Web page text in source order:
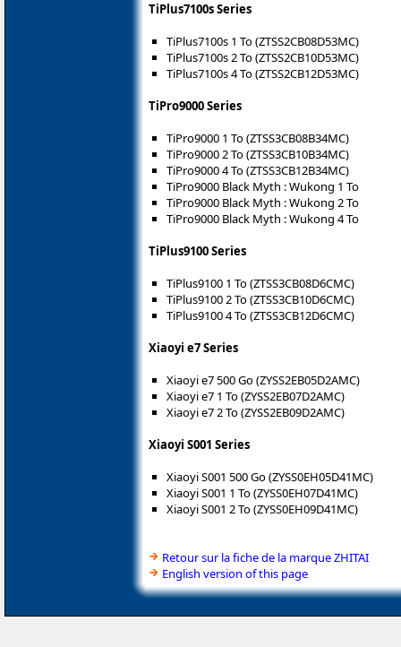
TiPlus7100s Series
TiPlus7100s 1 To (ZTSS2CB08D53MC)
TiPlus7100s 2 To (ZTSS2CB10D53MC)
TiPlus7100s 4 To (ZTSS2CB12D53MC)
TiPro9000 Series
TiPro9000 1 To (ZTSS3CB08B34MC)
TiPro9000 2 To (ZTSS3CB10B34MC)
TiPro9000 4 To (ZTSS3CB12B34MC)
TiPro9000 Black Myth : Wukong 1 To
TiPro9000 Black Myth : Wukong 2 To
TiPro9000 Black Myth : Wukong 4 To
TiPlus9100 Series
TiPlus9100 1 To (ZTSS3CB08D6CMC)
TiPlus9100 2 To (ZTSS3CB10D6CMC)
TiPlus9100 4 To (ZTSS3CB12D6CMC)
Xiaoyi e7 Series
Xiaoyi e7 500 Go (ZYSS2EB05D2AMC)
Xiaoyi e7 1 To (ZYSS2EB07D2AMC)
Xiaoyi e7 2 To (ZYSS2EB09D2AMC)
Xiaoyi S001 Series
Xiaoyi S001 500 Go (ZYSS0EH05D41MC)
Xiaoyi S001 1 To (ZYSS0EH07D41MC)
Xiaoyi S001 2 To (ZYSS0EH09D41MC)
Retour sur la fiche de la marque ZHITAI
English version of this page